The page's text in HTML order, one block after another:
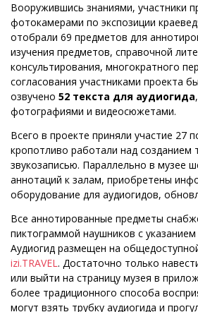
Вооружившись знаниями, участники
фотокамерами по экспозиции
отобрали 69 предметов для
изучения предметов, справочной
консультирования, многократного
согласования участниками проекта
озвучено 52 текста для аудиогида
фотографиями и видеосюжетами.
Всего в проекте приняли участие 27
кропотливо работали над созданием
звукозаписью. Параллельно в музее
аннотаций к залам, приобретены
оборудование для аудиогидов,
Все аннотированные предметы
пиктограммой наушников с
Аудиогид размещен на
izi.TRAVEL. Достаточно только
или выйти на страницу музея в
более традиционного способа
могут взять трубку аудиогида и